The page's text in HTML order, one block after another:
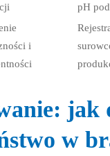
pH
i
jak
w